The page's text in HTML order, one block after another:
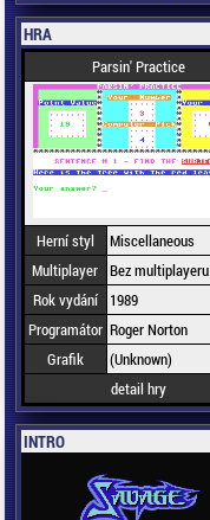
HRA
Parsin' Practice
Herní styl
Miscellaneous
Multiplayer Bez multiplayeru
Rok vydání
1989
Programátor Roger Norton
Grafik
(Unknown)
detail hry
INTRO